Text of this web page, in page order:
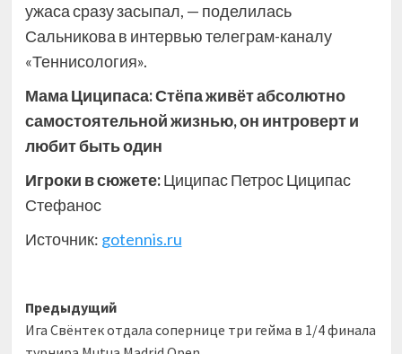
ужаса сразу засыпал, — поделилась
Сальникова в интервью телеграм-каналу
«Теннисология».
Мама Циципаса: Стёпа живёт абсолютно
самостоятельной жизнью, он интроверт и
любит быть один
Игроки в сюжете:Циципас Петрос Циципас
Стефанос
Источник: gotennis.ru
Навигация
записи
Предыдущий
Ига Свёнтек отдала сопернице три гейма в 1/4 финала